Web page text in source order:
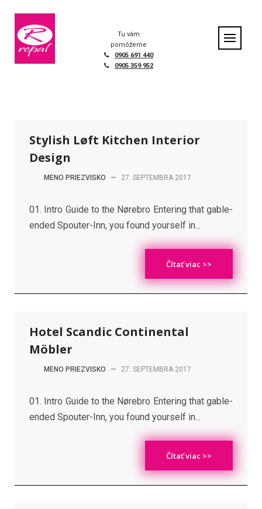
content
Tu vám
pomôžeme
0905 691 440
0905 359 952
Stylish Løft Kitchen Interior
Design
MENO PRIEZVISKO — 27. SEPTEMBRA 2017
01. Intro Guide to the Nørebro Entering that gable-
ended Spouter-Inn, you found yourself in...
Čítať viac >>
Hotel Scandic Continental
Möbler
MENO PRIEZVISKO — 27. SEPTEMBRA 2017
01. Intro Guide to the Nørebro Entering that gable-
ended Spouter-Inn, you found yourself in...
Čítať viac >>